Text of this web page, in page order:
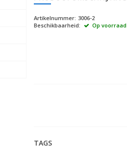
Artikelnummer: 3006-2
Beschikbaarheid:
Op voorraad
TAGS